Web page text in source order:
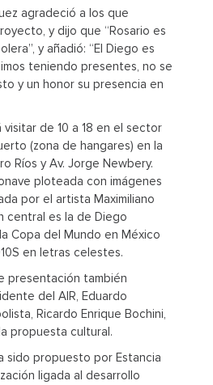
agradeció a los que
y dijo que “Rosario es
y añadió: “El Diego es
teniendo presentes, no se
y un honor su presencia en
de 10 a 18 en el sector
(zona de hangares) en la
Ríos y Av. Jorge Newbery.
ploteada con imágenes
por el artista Maximiliano
central es la de Diego
Copa del Mundo en México
en letras celestes.
presentación también
del AIR, Eduardo
Ricardo Enrique Bochini,
propuesta cultural.
sido propuesto por Estancia
ligada al desarrollo